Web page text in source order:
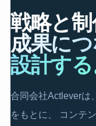
戦略と制
成果に
設計する
合同会社Actleverは
をもとに、 コンテ